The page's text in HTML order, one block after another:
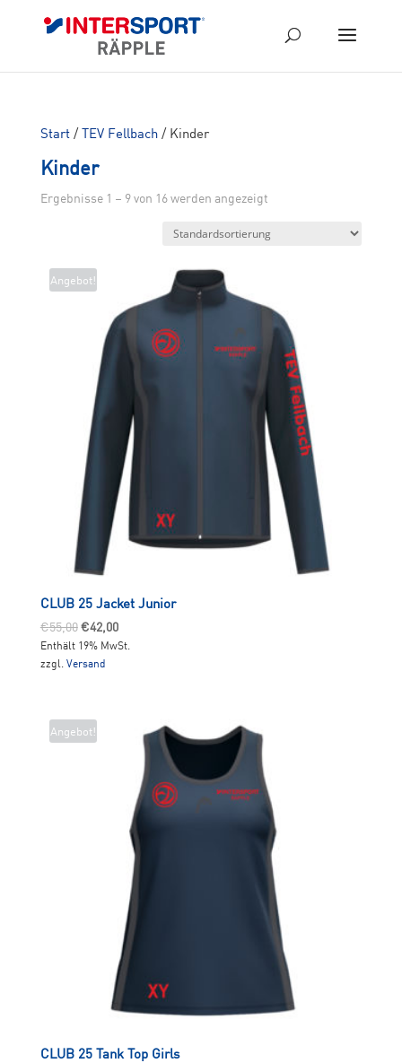
Start/TEV Fellbach/ Kinder
Kinder
Ergebnisse 1 – 9 von 16 werden angezeigt
Angebot!
CLUB 25 Jacket Junior
€55,00Ursprünglicher
Preis
war:
€42,00Aktueller
Preis
Enthält 19% MwSt.
zzgl. Versand
Angebot!
CLUB 25 Tank Top Girls